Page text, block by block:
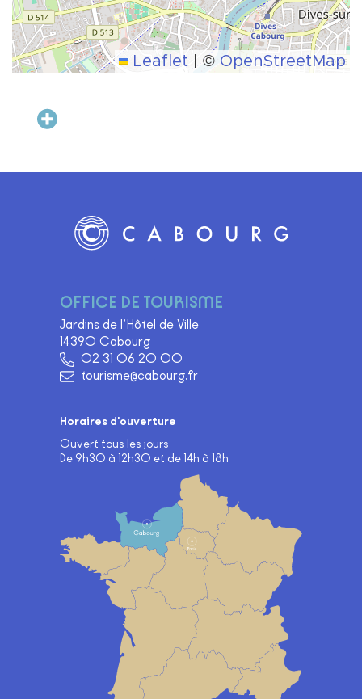
Leaflet © OpenStreetMap
Logo Site officiel de Cabourg
OFFICE DE TOURISME
Jardins de l’Hôtel de Ville
14390 Cabourg
02 31 06 20 00
tourisme@cabourg.fr
Horaires d'ouverture
Ouvert tous les jours
De 9h30 à 12h30 et de 14h à 18h